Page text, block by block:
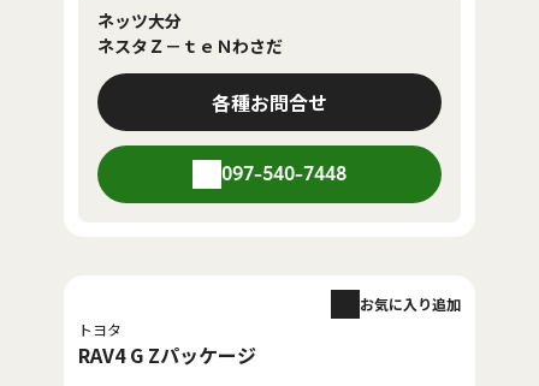
ネッツ大分
ネスタＺ－ｔｅＮわさだ
各種お問合せ
097-540-7448
トヨタ
RAV4 G Zパッケージ
お気に入り追加